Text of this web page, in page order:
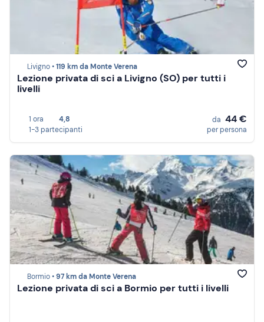
Livigno •119 km da Monte Verena
Lezione privata di sci a Livigno (SO) per tutti i
livelli
1 ora
4,8
1-3 partecipanti
da 44 €
per persona
Bormio •97 km da Monte Verena
Lezione privata di sci a Bormio per tutti i livelli